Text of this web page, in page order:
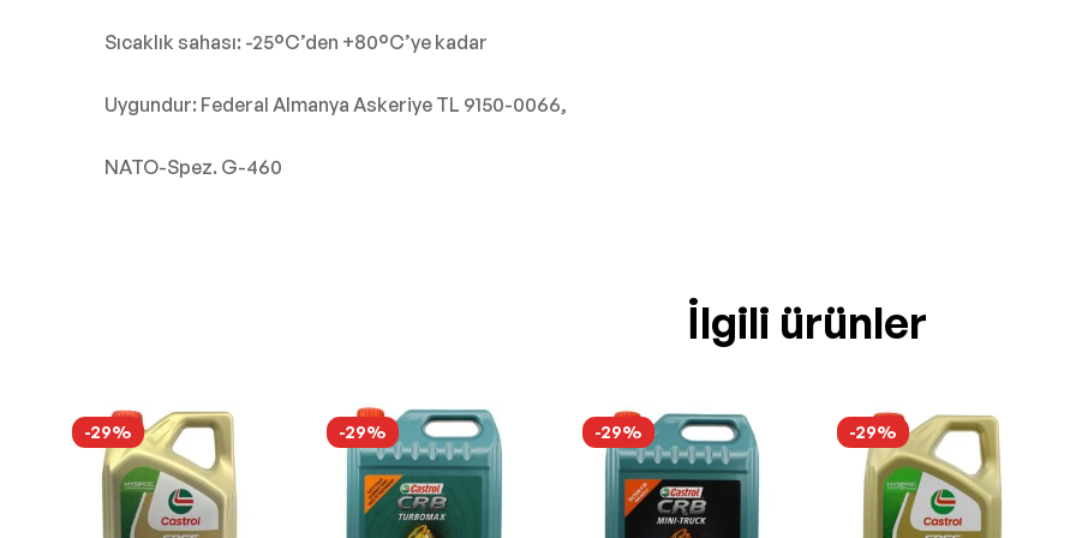
Sıcaklık sahası: -25°C’den +80°C’ye kadar
Uygundur: Federal Almanya Askeriye TL 9150-0066,
NATO-Spez. G-460
İlgili ürünler
-29% -29% -29% -29%